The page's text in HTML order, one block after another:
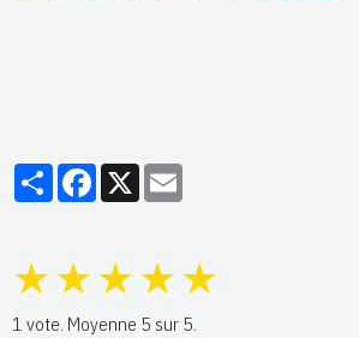
PartagerFacebook
X
★★★★★
1 vote. Moyenne 5 sur 5.